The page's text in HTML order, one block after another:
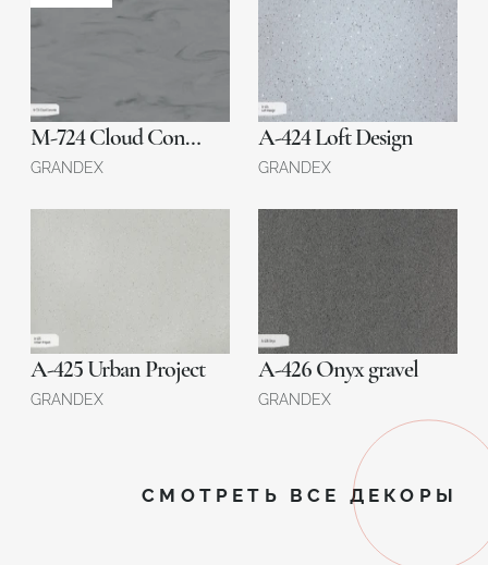
М-724 Cloud Concrete
GRANDEX
A-424 Loft Design
GRANDEX
A-425 Urban Project
GRANDEX
A-426 Onyx gravel
GRANDEX
СМОТРЕТЬ ВСЕ ДЕКОРЫ